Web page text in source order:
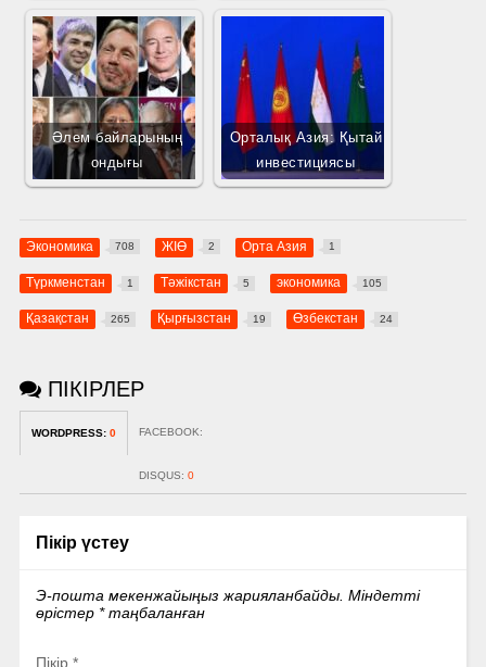
Әлем байларының
ондығы
Орталық Азия: Қытай
инвестициясы
Экономика 708 ЖІӨ­ 2 Орта Азия 1
Түркменстан 1 Тәжікстан 5 экономика 105
Қазақстан 265 Қырғызстан 19 Өзбекстан 24
ПІКІРЛЕР
WORDPRESS: 0 FACEBOOK:
DISQUS: 0
Пікір үстеу
Э-пошта мекенжайыңыз жарияланбайды. Міндетті
өрістер *таңбаланған
Пікір *